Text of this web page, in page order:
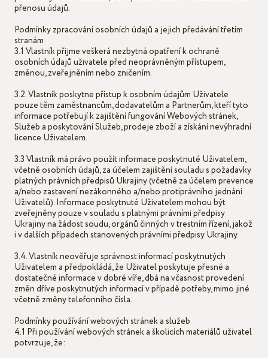
přenosu údajů.
Podmínky zpracování osobních údajů a jejich předávání třetím
stranám
3.1 Vlastník přijme veškerá nezbytná opatření k ochraně
osobních údajů uživatele před neoprávněným přístupem,
změnou, zveřejněním nebo zničením.
3.2. Vlastník poskytne přístup k osobním údajům Uživatele
pouze těm zaměstnancům, dodavatelům a Partnerům, kteří tyto
informace potřebují k zajištění fungování Webových stránek,
Služeb a poskytování Služeb, prodeje zboží a získání nevýhradní
licence Uživatelem.
3.3 Vlastník má právo použít informace poskytnuté Uživatelem,
včetně osobních údajů, za účelem zajištění souladu s požadavky
platných právních předpisů Ukrajiny (včetně za účelem prevence
a/nebo zastavení nezákonného a/nebo protiprávního jednání
Uživatelů). Informace poskytnuté Uživatelem mohou být
zveřejněny pouze v souladu s platnými právními předpisy
Ukrajiny na žádost soudu, orgánů činných v trestním řízení, jakož
i v dalších případech stanovených právními předpisy Ukrajiny.
3.4. Vlastník neověřuje správnost informací poskytnutých
Uživatelem a předpokládá, že Uživatel poskytuje přesné a
dostatečné informace v dobré víře, dbá na včasnost provedení
změn dříve poskytnutých informací v případě potřeby, mimo jiné
včetně změny telefonního čísla.
Podmínky používání webových stránek a služeb
4.1 Při používání webových stránek a školicích materiálů uživatel
potvrzuje, že: